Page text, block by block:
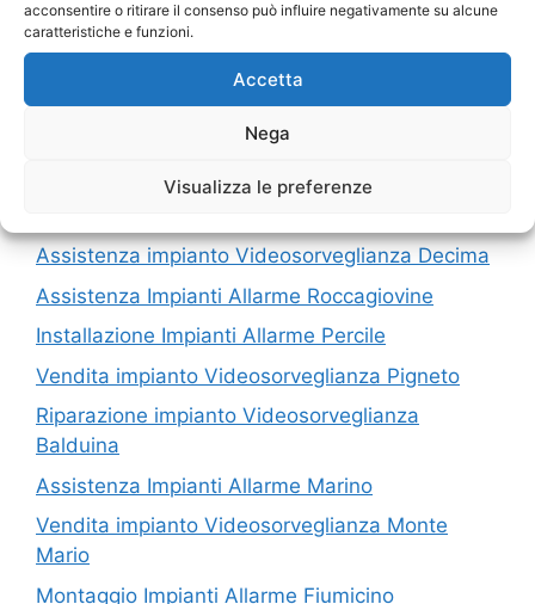
acconsentire o ritirare il consenso può influire negativamente su alcune
caratteristiche e funzioni.
Accetta
Nega
Visualizza le preferenze
Vendita impianto Videosorveglianza Roma
I nostri servizi in Provincia di Roma
Vendita Impianti Allarme Sambuci
Assistenza impianto Videosorveglianza Decima
Assistenza Impianti Allarme Roccagiovine
Installazione Impianti Allarme Percile
Vendita impianto Videosorveglianza Pigneto
Riparazione impianto Videosorveglianza
Balduina
Assistenza Impianti Allarme Marino
Vendita impianto Videosorveglianza Monte
Mario
Montaggio Impianti Allarme Fiumicino